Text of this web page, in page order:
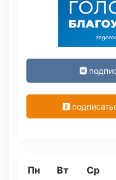
Пн Вт Ср